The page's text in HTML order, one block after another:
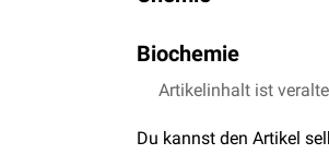
decahydro-1H-
Biochemie
Lanosterol ist bei
derEnzyme Squalen-
Artikelinhalt ist
Du kannst den Artikel